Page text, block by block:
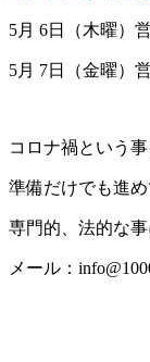
5月 6日（木曜）
5月 7日（金曜）
コロナ禍という
準備だけでも進
専門的、法的な
メール：